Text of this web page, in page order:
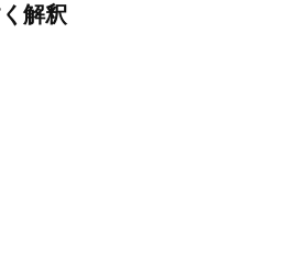
解釈